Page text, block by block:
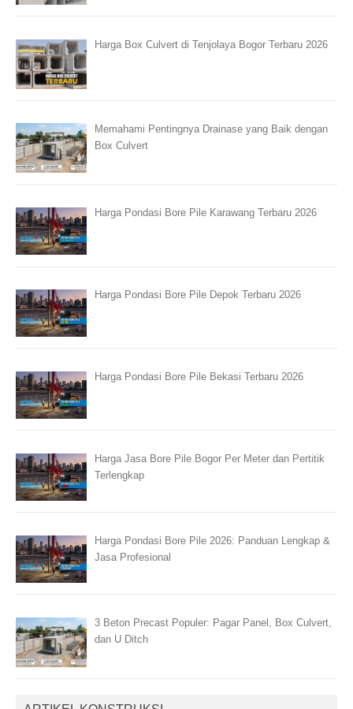
Harga Box Culvert di Tenjolaya Bogor Terbaru 2026
Memahami Pentingnya Drainase yang Baik dengan
Box Culvert
Harga Pondasi Bore Pile Karawang Terbaru 2026
Harga Pondasi Bore Pile Depok Terbaru 2026
Harga Pondasi Bore Pile Bekasi Terbaru 2026
Harga Jasa Bore Pile Bogor Per Meter dan Pertitik
Terlengkap
Harga Pondasi Bore Pile 2026: Panduan Lengkap &
Jasa Profesional
3 Beton Precast Populer: Pagar Panel, Box Culvert,
dan U Ditch